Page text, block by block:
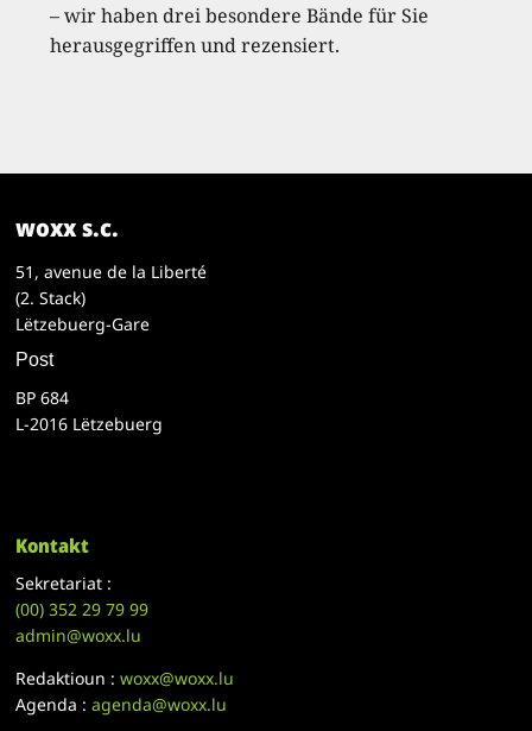
– wir haben drei besondere Bände für Sie
herausgegriffen und rezensiert.
woxx s.c.
51, avenue de la Liberté
(2. Stack)
Lëtzebuerg-Gare
Post
BP 684
L-2016 Lëtzebuerg
Kontakt
Sekretariat :
(00)352 29 79 99
admin@woxx.lu
Redaktioun :woxx@woxx.lu
Agenda :agenda@woxx.lu